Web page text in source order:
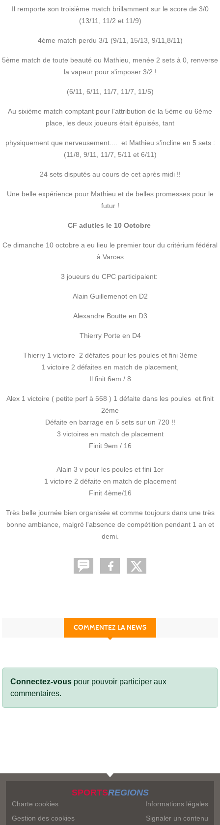
Il remporte son troisième match brillamment sur le score de 3/0
(13/11, 11/2 et 11/9)
4ème match perdu 3/1 (9/11, 15/13, 9/11,8/11)
5ème match de toute beauté ou Mathieu, menée 2 sets à 0, renverse
la vapeur pour s'imposer 3/2 !
(6/11, 6/11, 11/7, 11/7, 11/5)
Au sixième match comptant pour l'attribution de la 5ème ou 6ème
place, les deux joueurs était épuisés, tant
physiquement que nerveusement.... et Mathieu s'incline en 5 sets :
(11/8, 9/11, 11/7, 5/11 et 6/11)
24 sets disputés au cours de cet après midi !!
Une belle expérience pour Mathieu et de belles promesses pour le
futur !
CF adutles le 10 Octobre
Ce dimanche 10 octobre a eu lieu le premier tour du critérium fédéral
à Varces
3 joueurs du CPC participaient:
Alain Guillemenot en D2
Alexandre Boutte en D3
Thierry Porte en D4
Thierry 1 victoire 2 défaites pour les poules et fini 3ème
1 victoire 2 défaites en match de placement,
Il finit 6em / 8
Alex 1 victoire ( petite perf à 568 ) 1 défaite dans les poules et finit
2ème
Défaite en barrage en 5 sets sur un 720 !!
3 victoires en match de placement
Finit 9em / 16
Alain 3 v pour les poules et fini 1er
1 victoire 2 défaite en match de placement
Finit 4ème/16
Très belle journée bien organisée et comme toujours dans une très
bonne ambiance, malgré l'absence de compétition pendant 1 an et
demi.
COMMENTEZ LA NEWS
Connectez-vous pour pouvoir participer aux
commentaires.
SPORTSREGIONS
Charte cookies
Gestion des cookies
Informations légales
Signaler un contenu